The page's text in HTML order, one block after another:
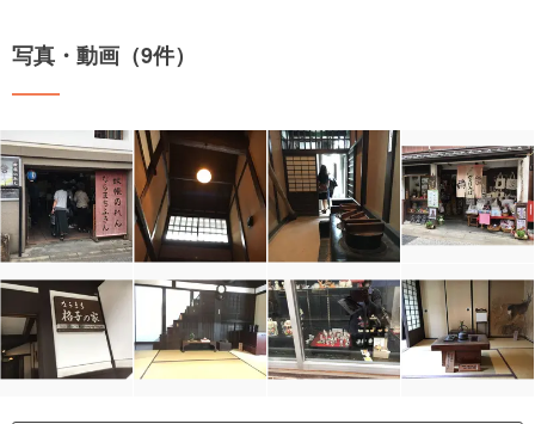
写真・動画（9件）